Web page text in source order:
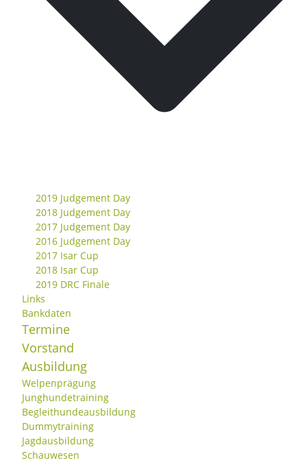
2019 Judgement Day
2018 Judgement Day
2017 Judgement Day
2016 Judgement Day
2017 Isar Cup
2018 Isar Cup
2019 DRC Finale
Links
Bankdaten
Termine
Vorstand
Ausbildung
Welpenprägung
Junghundetraining
Begleithundeausbildung
Dummytraining
Jagdausbildung
Schauwesen